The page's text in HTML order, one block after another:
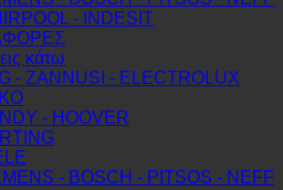
- INDESIT
κάτω
- ZANNUSI - ELECTROLUX
- HOOVER
- BOSCH - PITSOS - NEFF